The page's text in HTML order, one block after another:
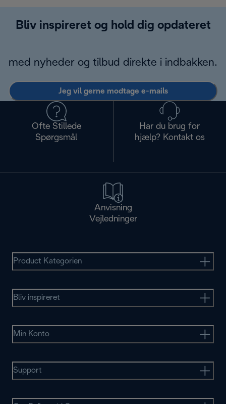
Bliv inspireret og hold dig opdateret
med nyheder og tilbud direkte i indbakken.
Jeg vil gerne modtage e-mails
Ofte Stillede
Spørgsmål
Har du brug for
hjælp? Kontakt os
Anvisning
Vejledninger
Product Kategorien
Bliv inspireret
Min Konto
Support